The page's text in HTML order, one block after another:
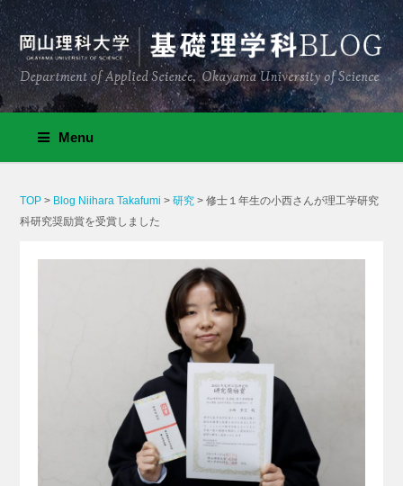
Menu
TOP > Blog Niihara Takafumi >研究 >修士１年生の小西さんが理工学研究
科研究奨励賞を受賞しました